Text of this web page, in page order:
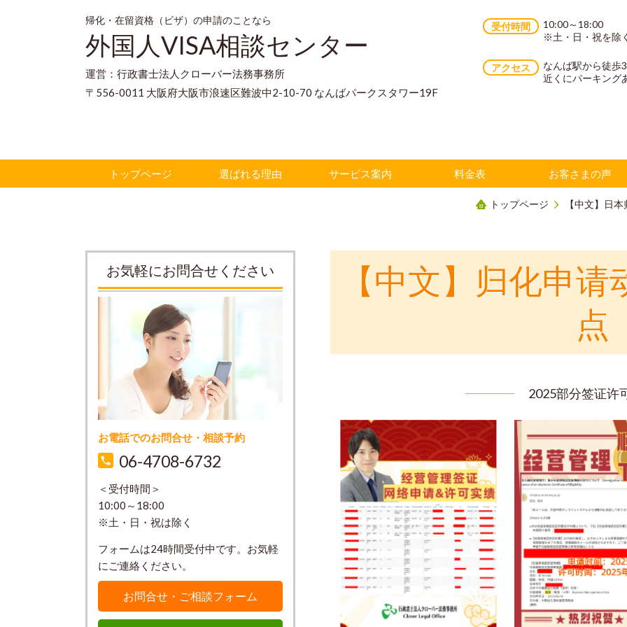
帰化・在留資格（ビザ）の申請のことなら
外国人VISA相談センター
運営：行政書士法人クローバー法務事務所
〒556-0011 大阪府大阪市浪速区難波中2-10-70 なんばパークスタワー19F
受付時間
10:00～18:00
※土・日・祝を除
アクセス
なんば駅から徒歩
近くにパーキング
トップページ 選ばれる理由 サービス案内 料金表 お客さまの声
トップページ 【中文】日
【中文】 归化申请
点
2025部分签证许
お気軽にお問合せください
お電話でのお問合せ・相談予約
06-4708-6732
＜受付時間＞
10:00～18:00
※土・日・祝は除く
フォームは24時間受付中です。お気軽
にご連絡ください。
お問合せ・ご相談フォーム